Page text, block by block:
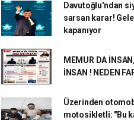
Davutoğlu'ndan
sarsan karar!
kapanıyor
MEMUR DA
İNSAN ! NEDEN
Üzerinden
motosikletli: "Bu